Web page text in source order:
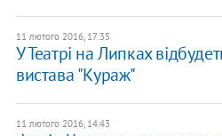
11 лютого 2016, 17:35
У Театрі на Липках
вистава "Кураж"
11 лютого 2016, 14:43